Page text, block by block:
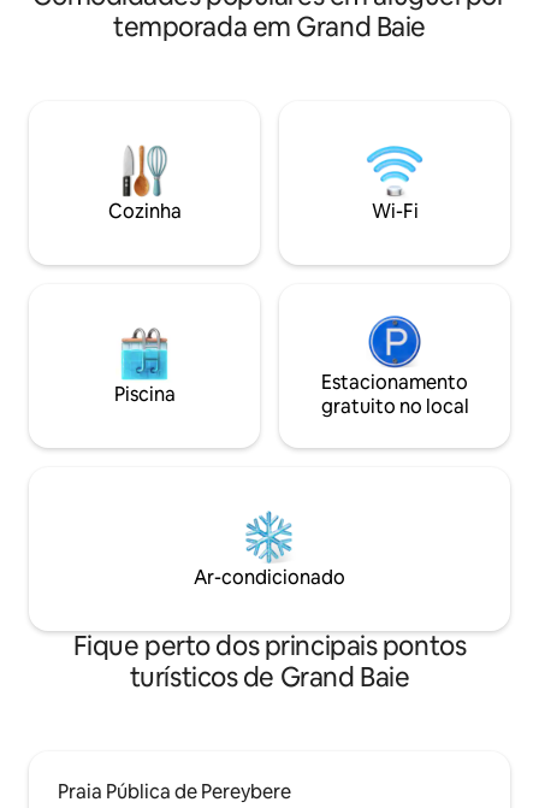
privado com segurança 24 horas por dia,
7 dias por semana. Relaxe à beira da sua
de alta qualidade, perfeitos para
preparar refeições memoráveis. Ideal
para famílias ou grupos, esta vila oferece
conforto e luxo em um ambiente sereno
piscina privada
excepcionais
para
inesquecíveis,
minutos 3 CÃES
ESTADIA (não
temporada em Grand Baie
Cozinha Wi-Fi
Piscina
Estacionamento
gratuito no local
Ar-condicionado
Fique perto dos principais pontos
turísticos de Grand Baie
Praia Pública de Pereybere